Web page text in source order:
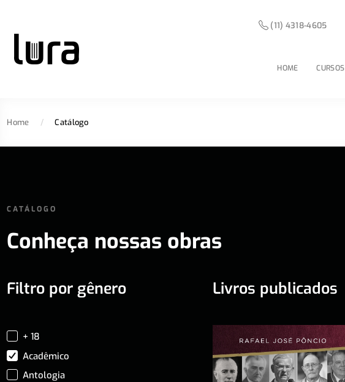
HOME CURSOS
(11) 4318-4605
Home / Catálogo
CATÁLOGO
Conheça nossas obras
Filtro por gênero
+ 18
Acadêmico
Antologia
Livros publicados